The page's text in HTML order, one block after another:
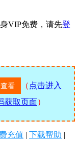
VIP免费，请先登
（ 点击进入
获取页面）
充值 | 下载帮助 |